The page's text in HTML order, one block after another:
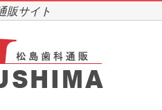
販サイト